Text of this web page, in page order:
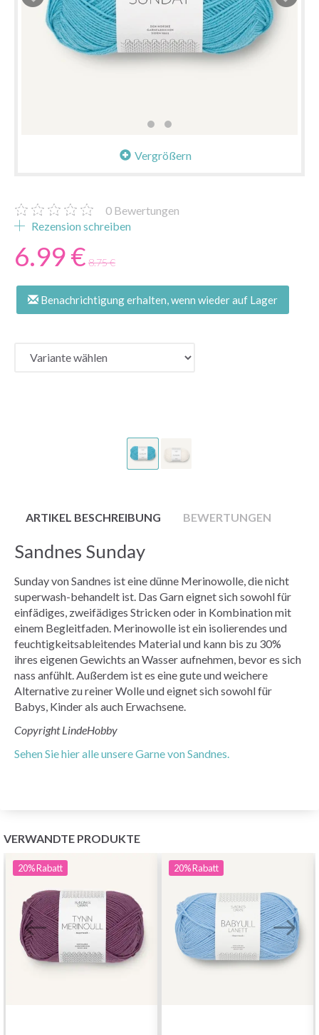
Vergrößern
0 Bewertungen
Rezension schreiben
6.99 € 8.75 €
Benachrichtigung erhalten, wenn wieder auf Lager
ARTIKEL BESCHREIBUNG BEWERTUNGEN
Sandnes Sunday
Sunday von Sandnes ist eine dünne Merinowolle, die nicht
superwash-behandelt ist. Das Garn eignet sich sowohl für
einfädiges, zweifädiges Stricken oder in Kombination mit
einem Begleitfaden. Merinowolle ist ein isolierendes und
feuchtigkeitsableitendes Material und kann bis zu 30%
ihres eigenen Gewichts an Wasser aufnehmen, bevor es sich
nass anfühlt. Außerdem ist es eine gute und weichere
Alternative zu reiner Wolle und eignet sich sowohl für
Babys, Kinder als auch Erwachsene.
Copyright LindeHobby
Sehen Sie hier alle unsere Garne von Sandnes.
VERWANDTE PRODUKTE
20%Rabatt 20%Rabatt